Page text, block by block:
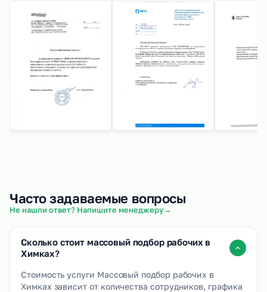
Часто задаваемые вопросы
Не нашли ответ? Напишите менеджеру→
Сколько стоит массовый подбор рабочих в
Химках?
Стоимость услуги Массовый подбор рабочих в
Химках зависит от количества сотрудников, графика